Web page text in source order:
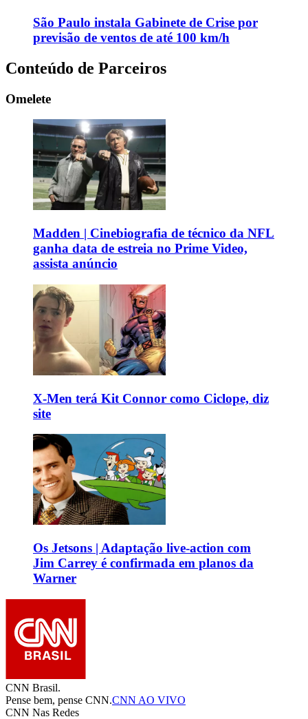
São Paulo instala Gabinete de Crise por
previsão de ventos de até 100 km/h
Conteúdo de Parceiros
Omelete
Madden | Cinebiografia de técnico da NFL
ganha data de estreia no Prime Video,
assista anúncio
X-Men terá Kit Connor como Ciclope, diz
site
Os Jetsons | Adaptação live-action com
Jim Carrey é confirmada em planos da
Warner
CNN Brasil.
Pense bem, pense CNN.CNN AO VIVO
CNN Nas Redes